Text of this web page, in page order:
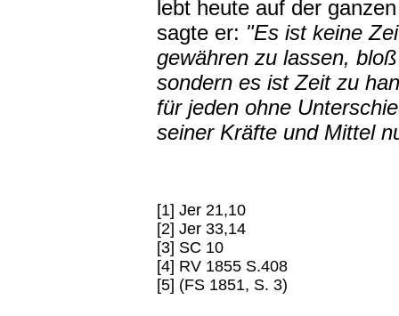
lebt heute auf der
sagte er: "Es ist keine
gewähren zu lassen,
sondern es ist Zeit zu
für jeden ohne
seiner Kräfte und Mittel
[1] Jer 21,10
[2] Jer 33,14
[3] SC 10
[4] RV 1855 S.408
[5] (FS 1851, S. 3)